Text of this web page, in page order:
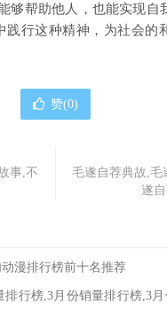
够帮助他人，也能实现自
践行这种精神，为社会的
赞(0)
事,不
毛遂自荐典故,毛
遂
漫排行榜前十名推荐
排行榜,3月份销量排行榜,3